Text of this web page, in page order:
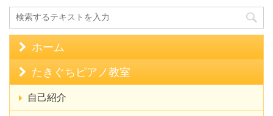
ホーム
たきぐちピアノ教室
自己紹介